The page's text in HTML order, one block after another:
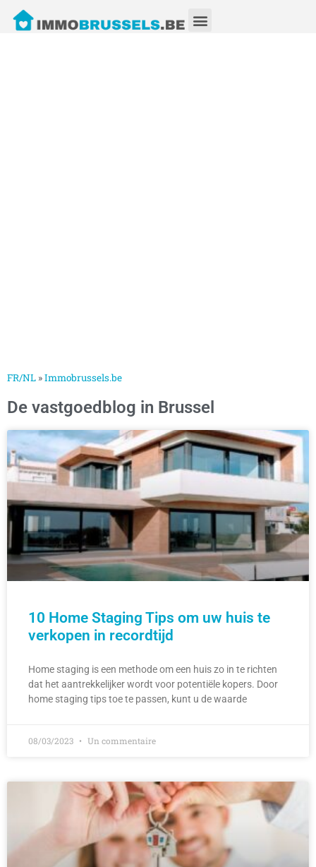
FR/NL »Immobrussels.be
De vastgoedblog in Brussel
10 Home Staging Tips om uw huis te
verkopen in recordtijd
Home staging is een methode om een huis zo in te richten
dat het aantrekkelijker wordt voor potentiële kopers. Door
home staging tips toe te passen, kunt u de waarde
08/03/2023 Un commentaire